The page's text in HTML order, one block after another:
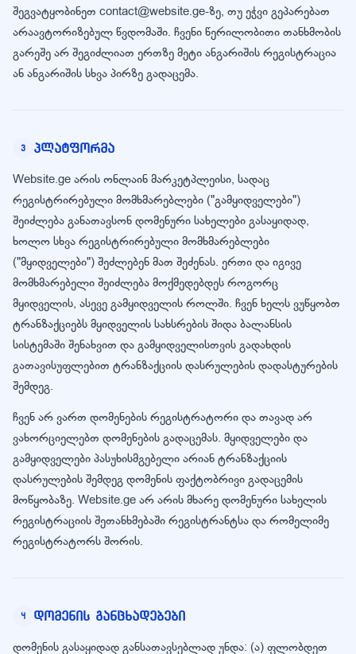
შეგვატყობინეთ contact@website.ge-ზე, თუ ეჭვი გეპარებათ
არაავტორიზებულ წვდომაში. ჩვენი წერილობითი თანხმობის
გარეშე არ შეგიძლიათ ერთზე მეტი ანგარიშის რეგისტრაცია
ან ანგარიშის სხვა პირზე გადაცემა.
3 პლატფორმა
Website.ge არის ონლაინ მარკეტპლეისი, სადაც
რეგისტრირებული მომხმარებლები ("გამყიდველები")
შეიძლება განათავსონ დომენური სახელები გასაყიდად,
ხოლო სხვა რეგისტრირებული მომხმარებლები
("მყიდველები") შეძლებენ მათ შეძენას. ერთი და იგივე
მომხმარებელი შეიძლება მოქმედებდეს როგორც
მყიდველის, ასევე გამყიდველის როლში. ჩვენ ხელს ვუწყობთ
ტრანზაქციებს მყიდველის სახსრების შიდა ბალანსის
სისტემაში შენახვით და გამყიდველისთვის გადახდის
გათავისუფლებით ტრანზაქციის დასრულების დადასტურების
შემდეგ.
ჩვენ არ ვართ დომენების რეგისტრატორი და თავად არ
ვახორციელებთ დომენების გადაცემას. მყიდველები და
გამყიდველები პასუხისმგებელი არიან ტრანზაქციის
დასრულების შემდეგ დომენის ფაქტობრივი გადაცემის
მოწყობაზე. Website.ge არ არის მხარე დომენური სახელის
რეგისტრაციის შეთანხმებაში რეგისტრანტსა და რომელიმე
რეგისტრატორს შორის.
4 დომენის განცხადებები
დომენის გასაყიდად განსათავსებლად უნდა: (ა) ფლობდეთ